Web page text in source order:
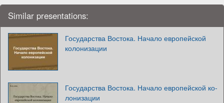
Similar presentations:
Государства Востока. Начало европейской
колонизации
Государства Востока. Начало европейской ко­
лонизации